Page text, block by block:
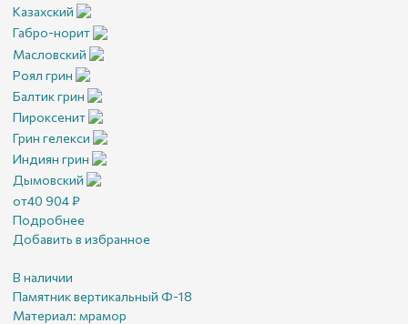
Казахский
Габро-норит
Масловский
Роял грин
Балтик грин
Пироксенит
Грин гелекси
Индиян грин
Дымовский
от40 904₽
Подробнее
Добавить в избранное
В наличии
Памятник вертикальный Ф-18
Материал: мрамор